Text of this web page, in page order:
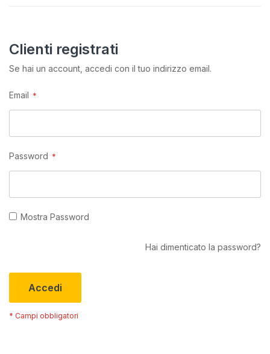
Clienti registrati
Se hai un account, accedi con il tuo indirizzo email.
Email
Password
Mostra Password
Accedi
Hai dimenticato la password?